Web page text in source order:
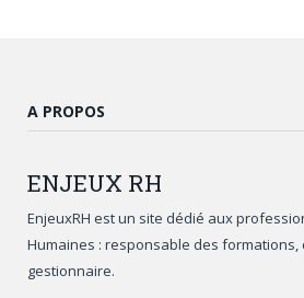
A PROPOS
ENJEUX RH
EnjeuxRH est un site dédié aux
Humaines : responsable des formations,
gestionnaire.